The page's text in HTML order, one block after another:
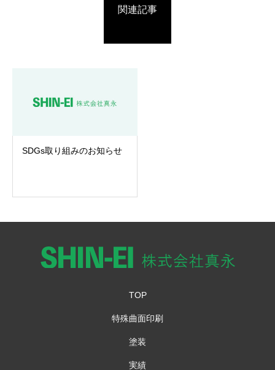
関連記事
SDGs取り組みのお知らせ
TOP
特殊曲面印刷
塗装
実績